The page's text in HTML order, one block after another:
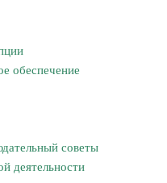
обеспечение
советы
деятельности